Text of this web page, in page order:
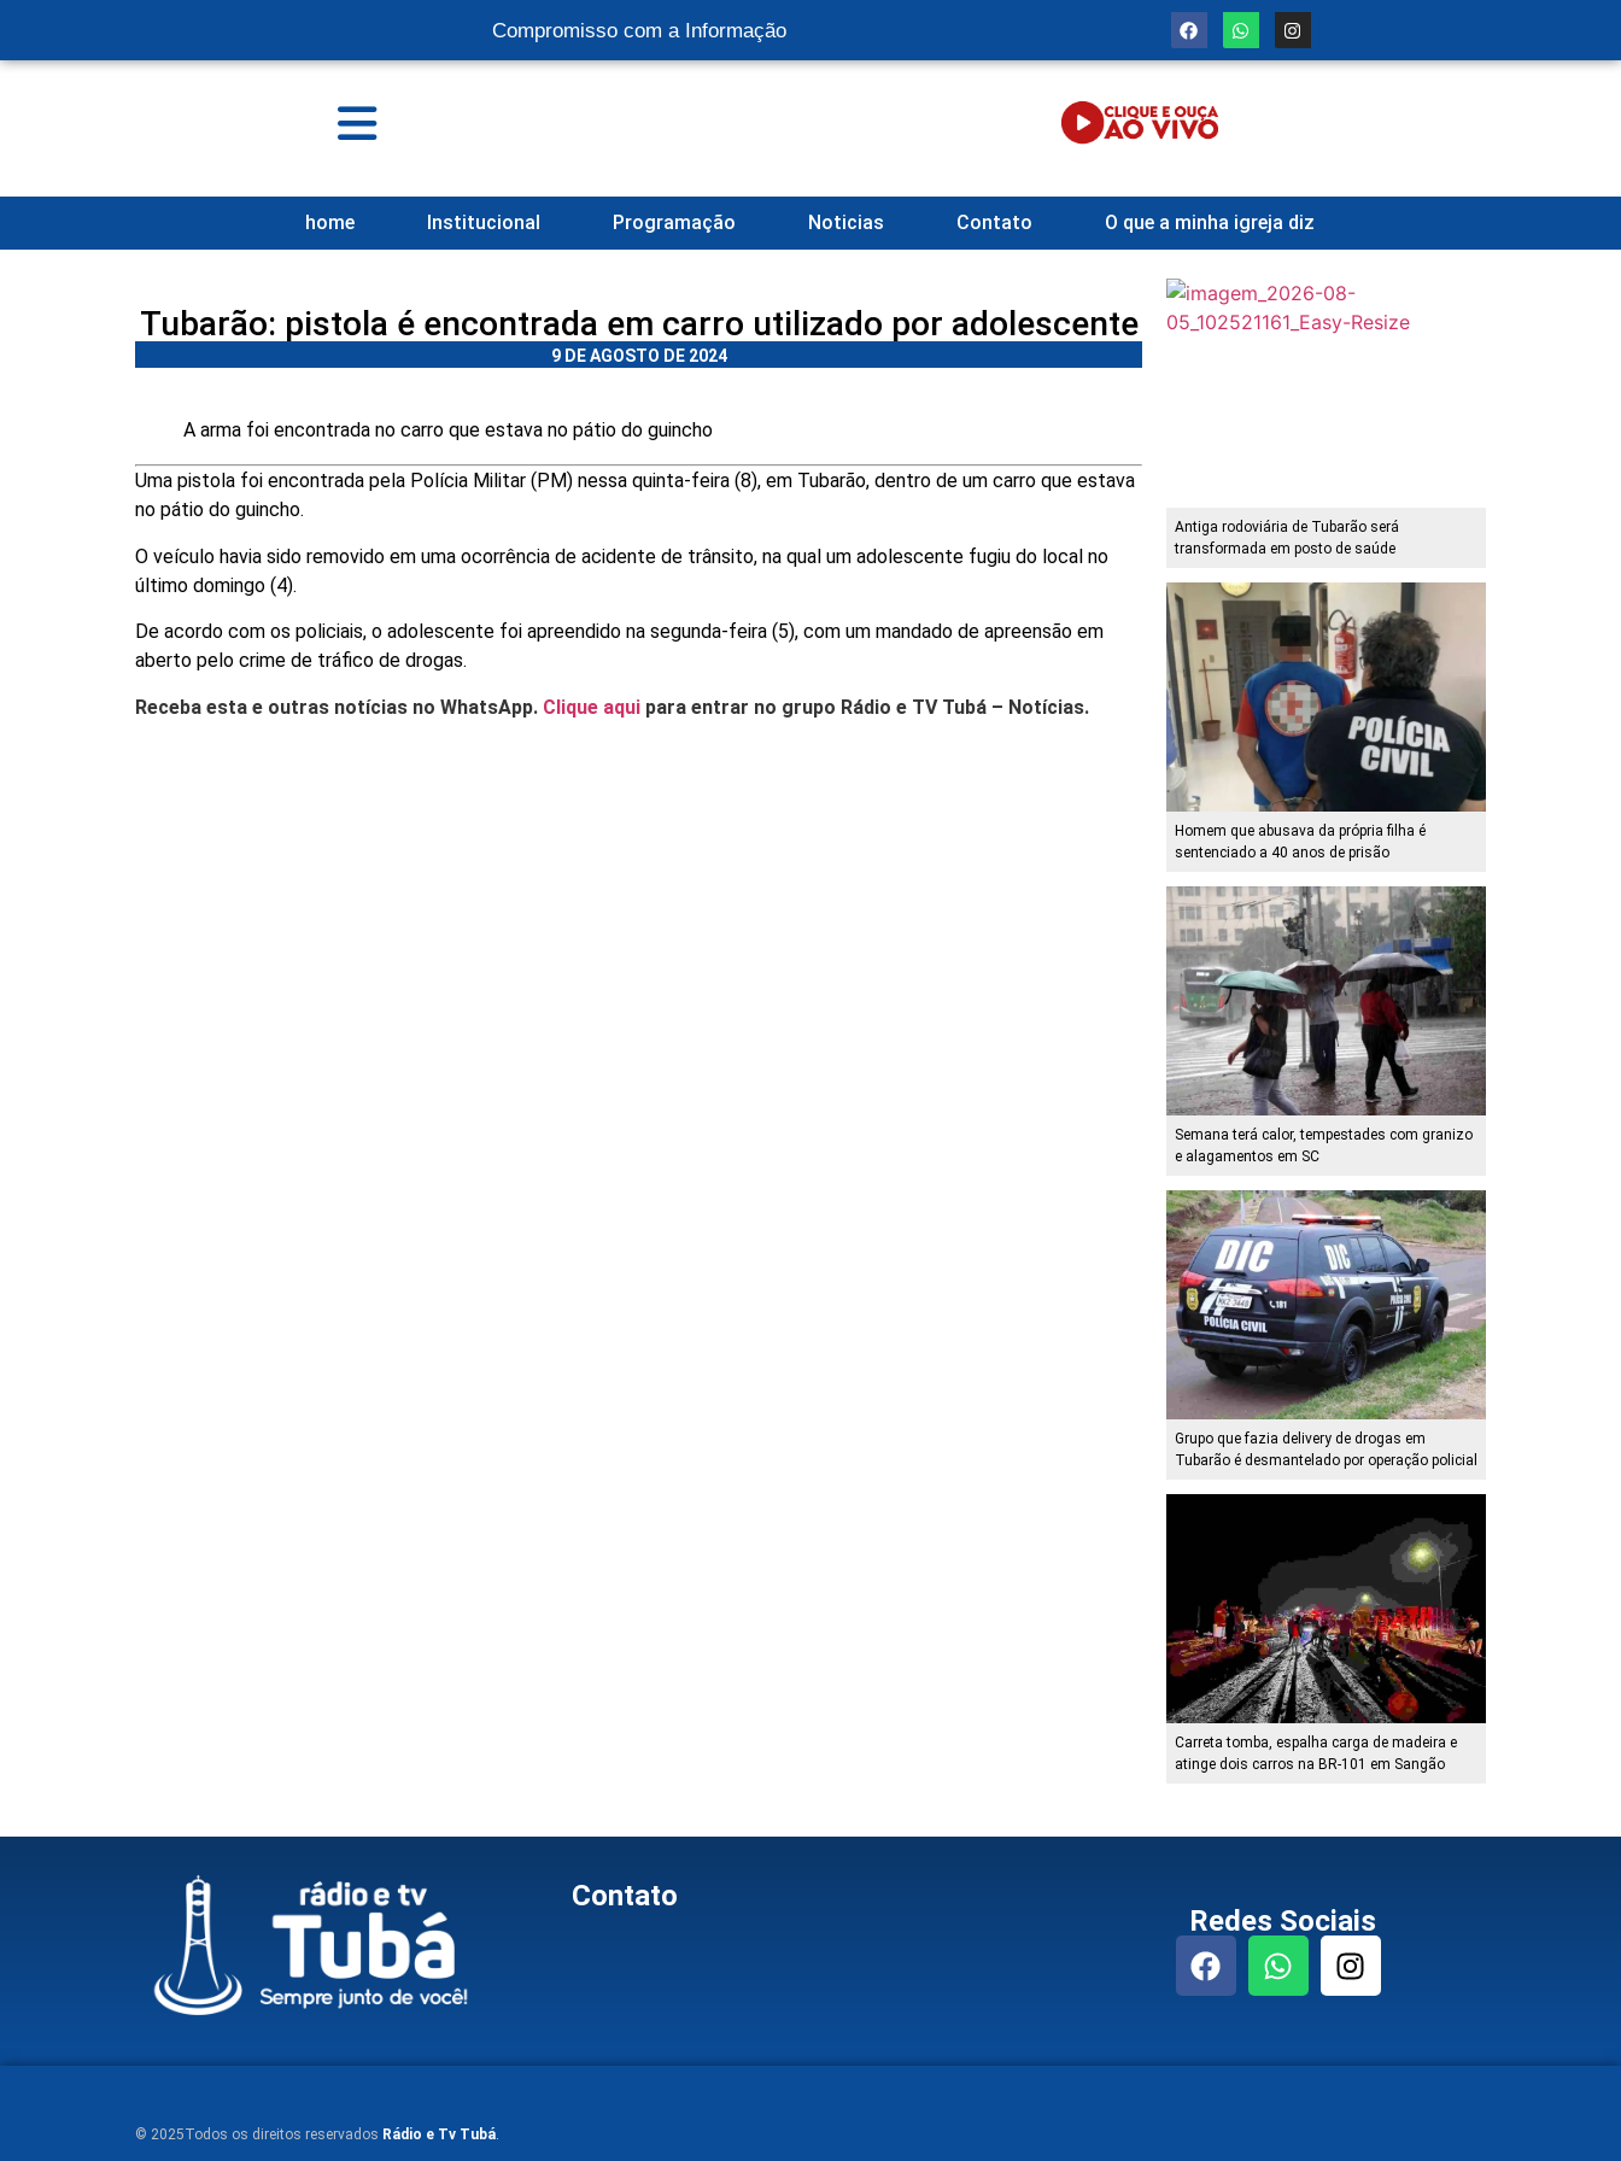
Compromisso com a Informação
home Institucional Programação Noticias Contato O que a minha igreja diz
Tubarão: pistola é encontrada em carro utilizado por adolescente
9 DE AGOSTO DE 2024
A arma foi encontrada no carro que estava no pátio do guincho
Uma pistola foi encontrada pela Polícia Militar (PM) nessa quinta-feira (8), em Tubarão, dentro de um carro que estava
no pátio do guincho.
O veículo havia sido removido em uma ocorrência de acidente de trânsito, na qual um adolescente fugiu do local no
último domingo (4).
De acordo com os policiais, o adolescente foi apreendido na segunda-feira (5), com um mandado de apreensão em
aberto pelo crime de tráfico de drogas.
Receba esta e outras notícias no WhatsApp. Clique aqui para entrar no grupo Rádio e TV Tubá – Notícias.
Antiga rodoviária de Tubarão será
transformada em posto de saúde
Homem que abusava da própria filha é
sentenciado a 40 anos de prisão
Semana terá calor, tempestades com granizo
e alagamentos em SC
Grupo que fazia delivery de drogas em
Tubarão é desmantelado por operação policial
Carreta tomba, espalha carga de madeira e
atinge dois carros na BR-101 em Sangão
Contato
Redes Sociais
© 2025Todos os direitos reservados Rádio e Tv Tubá